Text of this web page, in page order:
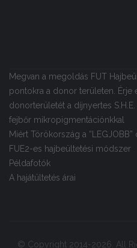
Megvan a megoldás FUT
pontokra a donor területen.
donorterületét a díjnyertes
fejbőr mikropigmentációnkkal
Miért Törökország a
FUE2-es hajbeültetési módszer
Példafotók
A hajátültetés árai
© Copyright 2014-2026. All